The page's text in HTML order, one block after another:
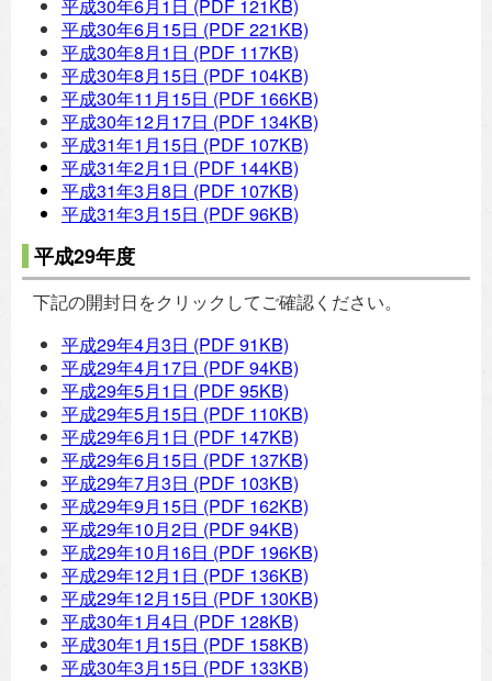
平成30年6月1日 (PDF 121KB)
平成30年6月15日 (PDF 221KB)
平成30年8月1日 (PDF 117KB)
平成30年8月15日 (PDF 104KB)
平成30年11月15日 (PDF 166KB)
平成30年12月17日 (PDF 134KB)
平成31年1月15日 (PDF 107KB)
平成31年2月1日 (PDF 144KB)
平成31年3月8日 (PDF 107KB)
平成31年3月15日 (PDF 96KB)
平成29年度
下記の開封日をクリックしてご確認ください。
平成29年4月3日 (PDF 91KB)
平成29年4月17日 (PDF 94KB)
平成29年5月1日 (PDF 95KB)
平成29年5月15日 (PDF 110KB)
平成29年6月1日 (PDF 147KB)
平成29年6月15日 (PDF 137KB)
平成29年7月3日 (PDF 103KB)
平成29年9月15日 (PDF 162KB)
平成29年10月2日 (PDF 94KB)
平成29年10月16日 (PDF 196KB)
平成29年12月1日 (PDF 136KB)
平成29年12月15日 (PDF 130KB)
平成30年1月4日 (PDF 128KB)
平成30年1月15日 (PDF 158KB)
平成30年3月15日 (PDF 133KB)